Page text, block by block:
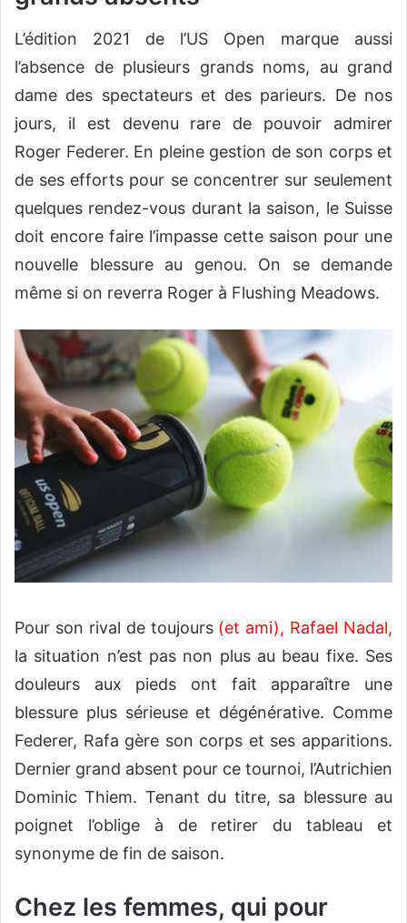
L’édition 2021 de l’US Open marque aussi
l’absence de plusieurs grands noms, au grand
dame des spectateurs et des parieurs. De nos
jours, il est devenu rare de pouvoir admirer
Roger Federer. En pleine gestion de son corps et
de ses efforts pour se concentrer sur seulement
quelques rendez-vous durant la saison, le Suisse
doit encore faire l’impasse cette saison pour une
nouvelle blessure au genou. On se demande
même si on reverra Roger à Flushing Meadows.
Pour son rival de toujours (et ami), Rafael Nadal,
la situation n’est pas non plus au beau fixe. Ses
douleurs aux pieds ont fait apparaître une
blessure plus sérieuse et dégénérative. Comme
Federer, Rafa gère son corps et ses apparitions.
Dernier grand absent pour ce tournoi, l’Autrichien
Dominic Thiem. Tenant du titre, sa blessure au
poignet l’oblige à de retirer du tableau et
synonyme de fin de saison.
Chez les femmes, qui pour